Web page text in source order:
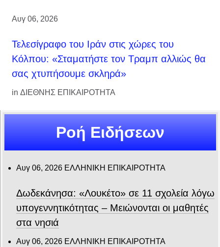
Αυγ 06, 2026
Τελεσίγραφο του Ιράν στις χώρες του
Κόλπου: «Σταματήστε τον Τραμπ αλλιώς θα
σας χτυπήσουμε σκληρά»
in ΔΙΕΘΝΗΣ ΕΠΙΚΑΙΡΟΤΗΤΑ
Ροή Ειδήσεων
Αυγ 06, 2026 ΕΛΛΗΝΙΚΗ ΕΠΙΚΑΙΡΟΤΗΤΑ
Δωδεκάνησα: «Λουκέτο» σε 11 σχολεία λόγω
υπογεννητικότητας – Μειώνονται οι μαθητές
στα νησιά
Αυγ 06, 2026 ΕΛΛΗΝΙΚΗ ΕΠΙΚΑΙΡΟΤΗΤΑ